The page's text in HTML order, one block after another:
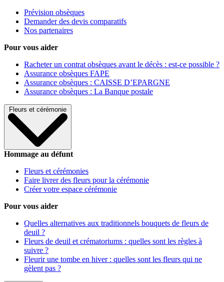
Prévision obsèques
Demander des devis comparatifs
Nos partenaires
Pour vous aider
Racheter un contrat obsèques avant le décès : est-ce possible ?
Assurance obsèques FAPE
Assurance obsèques : CAISSE D’EPARGNE
Assurance obsèques : La Banque postale
Fleurs et cérémonie
Hommage au défunt
Fleurs et cérémonies
Faire livrer des fleurs pour la cérémonie
Créer votre espace cérémonie
Pour vous aider
Quelles alternatives aux traditionnels bouquets de fleurs de
deuil ?
Fleurs de deuil et crématoriums : quelles sont les règles à
suivre ?
Fleurir une tombe en hiver : quelles sont les fleurs qui ne
gèlent pas ?